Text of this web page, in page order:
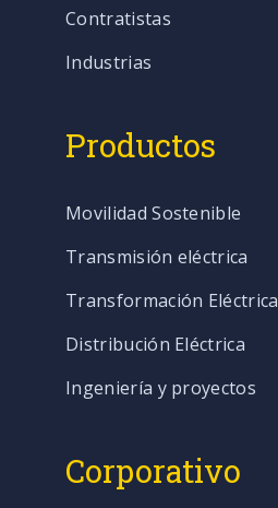
Contratistas
Industrias
Productos
Movilidad Sostenible
Transmisión eléctrica
Transformación Eléctrica
Distribución Eléctrica
Ingeniería y proyectos
Corporativo